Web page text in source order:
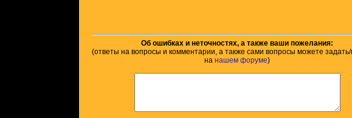
Об ошибках и неточностях, а также ваши пожелания:
(ответы на вопросы и комментарии, а также сами вопросы можете задать/
на нашем форуме)